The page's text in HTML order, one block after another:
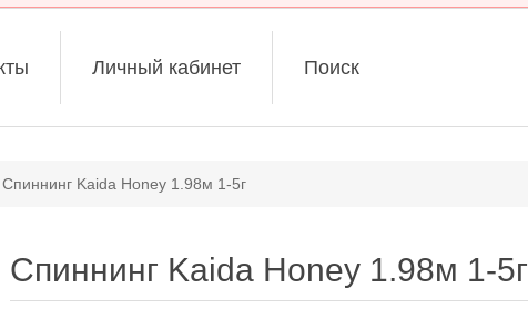
Личный кабинет Поиск
Спиннинг Kaida Honey 1.98м 1-5г
Спиннинг Kaida Honey 1.98м 1-5г